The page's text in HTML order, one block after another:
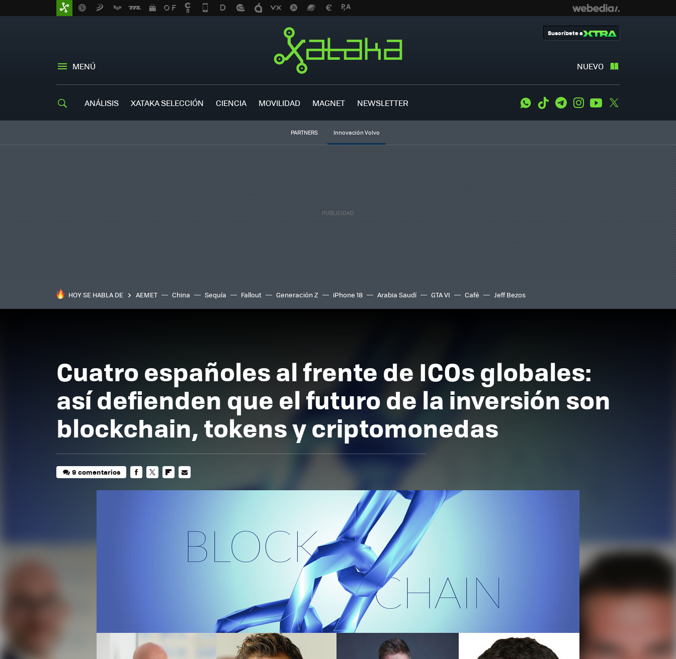
MENÚ NUEVO
Suscríbete a
ANÁLISIS XATAKA SELECCIÓN CIENCIA MOVILIDAD MAGNET NEWSLETTER WhatsApp
Tiktok TelegramInstagramYoutube
PARTNERS Innovación Volvo
HOY SE HABLA DE AEMET China Sequía Fallout Generación Z iPhone 18 Arabia Saudí GTA VI Café Jeff Bezos
Cuatro españoles al frente de ICOs globales:
así defienden que el futuro de la inversión son
blockchain, tokens y criptomonedas
9 comentarios